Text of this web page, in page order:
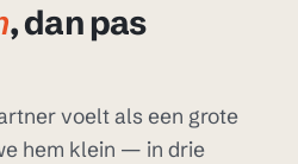
, dan pas
voelt als een grote
hem klein — in drie